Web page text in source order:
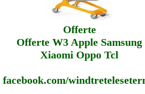
- Offerte Ecommerce
- Assistenza
Offerte
Offerte W3 Apple Samsung
Xiaomi Oppo Tcl
facebook.com/